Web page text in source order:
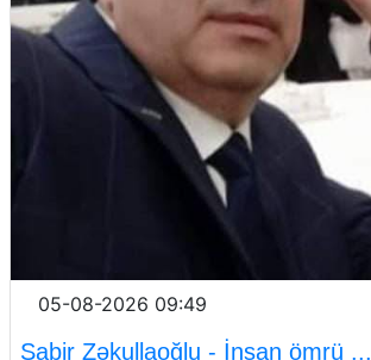
05-08-2026 09:49
Sabir Zəkullaoğlu - İnsan ömrü ...